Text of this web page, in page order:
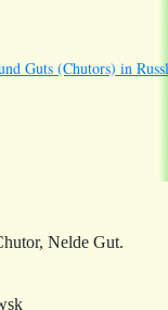
Guts (Chutors) in
Nelde Gut.